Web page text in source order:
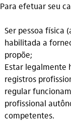
Para efetuar seu
Ser pessoa física
habilitada a
propõe;
Estar legalmente
registros
regular
profissional
competentes.